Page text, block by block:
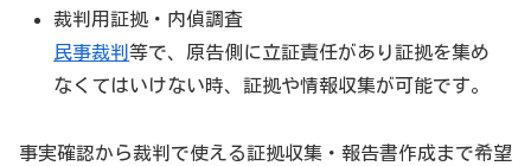
裁判用証拠・内偵調査
民事裁判等で、原告側に立証責任があり証拠を集め
なくてはいけない時、証拠や情報収集が可能です。
事実確認から裁判で使える証拠収集・報告書作成まで希望